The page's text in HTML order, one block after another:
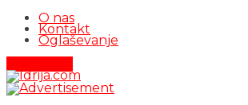
O nas
Kontakt
Oglaševanje